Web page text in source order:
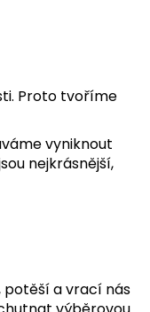
Proto tvoříme
vyniknout
nejkrásnější,
potěší a vrací nás